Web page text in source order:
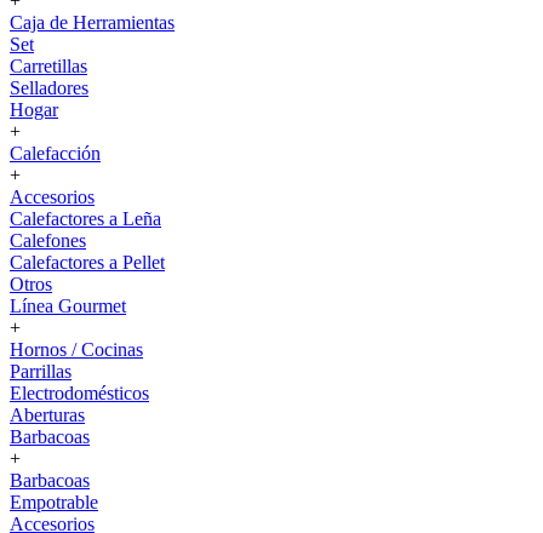
Caja de Herramientas
Set
Carretillas
Selladores
Hogar
+
Calefacción
+
Accesorios
Calefactores a Leña
Calefones
Calefactores a Pellet
Otros
Línea Gourmet
+
Hornos / Cocinas
Parrillas
Electrodomésticos
Aberturas
Barbacoas
+
Barbacoas
Empotrable
Accesorios